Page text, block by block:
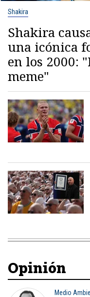
Shakira
Shakira
una icónica
en los 2000:
meme"
Opinión
Medio